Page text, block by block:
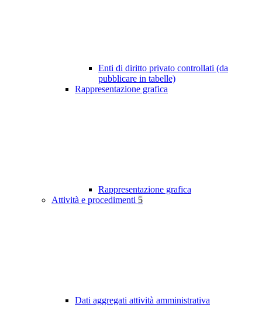
Enti di diritto privato controllati (da
pubblicare in tabelle)
Rappresentazione grafica
Rappresentazione grafica
Attività e procedimenti 5
Dati aggregati attività amministrativa